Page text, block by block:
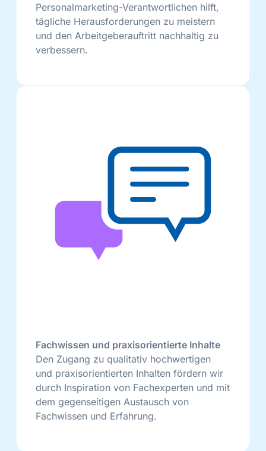
Personalmarketing-Verantwortlichen hilft,
tägliche Herausforderungen zu meistern
und den Arbeitgeberauftritt nachhaltig zu
verbessern.
Fachwissen und praxisorientierte Inhalte
Den Zugang zu qualitativ hochwertigen
und praxisorientierten Inhalten fördern wir
durch Inspiration von Fachexperten und mit
dem gegenseitigen Austausch von
Fachwissen und Erfahrung.